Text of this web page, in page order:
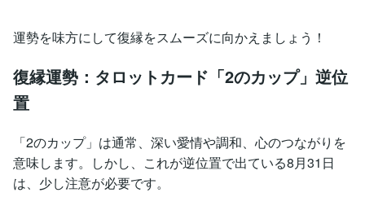
運勢を味方にして復縁をスムーズに向かえましょう！
復縁運勢：タロットカード「2のカップ」逆位
置
「2のカップ」は通常、深い愛情や調和、心のつながりを
意味します。しかし、これが逆位置で出ている8月31日
は、少し注意が必要です。